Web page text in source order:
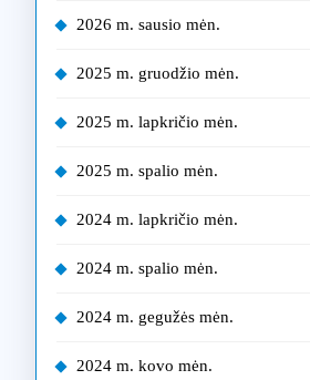
2026 m. sausio mėn.
2025 m. gruodžio mėn.
2025 m. lapkričio mėn.
2025 m. spalio mėn.
2024 m. lapkričio mėn.
2024 m. spalio mėn.
2024 m. gegužės mėn.
2024 m. kovo mėn.